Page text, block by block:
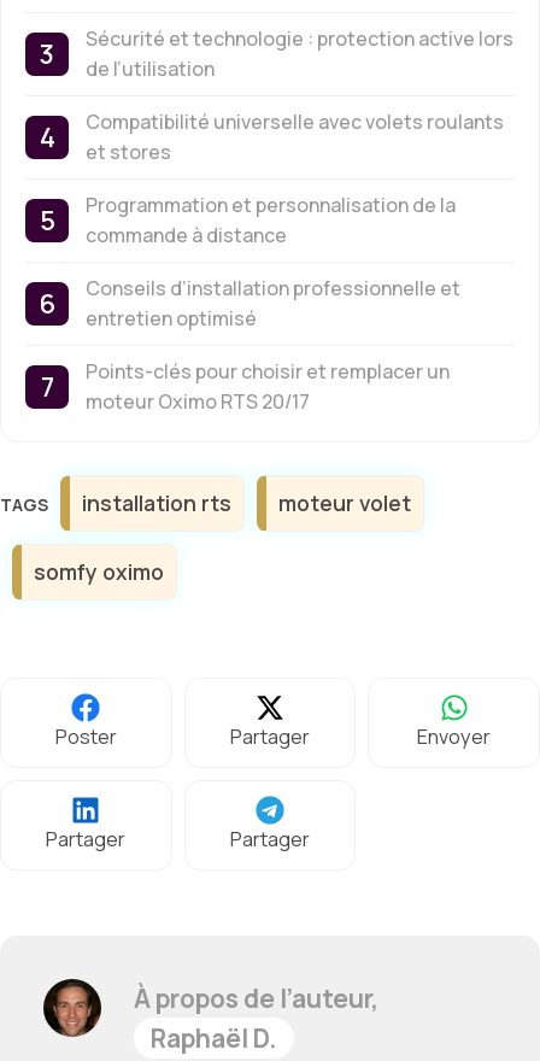
Sécurité et technologie : protection active lors
de l’utilisation
Compatibilité universelle avec volets roulants
et stores
Programmation et personnalisation de la
commande à distance
Conseils d’installation professionnelle et
entretien optimisé
Points-clés pour choisir et remplacer un
moteur Oximo RTS 20/17
Étiquettes
installation rts moteur volet
somfy oximo
Poster Partager Envoyer
Partager Partager
À propos de l’auteur,
Raphaël D.